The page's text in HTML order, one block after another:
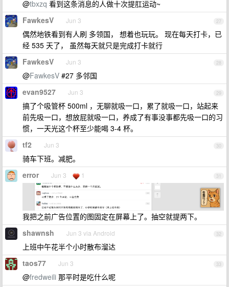
@tbxzq 看到这条消息的人做十次提肛运动~
27
FawkesV Jun 3
偶然地铁看到有人刷 多领国， 想着也玩玩。 现在每天打卡，已
经 535 天了， 虽然每天就只是完成打卡就行
28
FawkesV Jun 3
@FawkesV #27 多邻国
29
evan9527 Jun 3
搞了个吸管杯 500ml ，无聊就吸一口，累了就吸一口，站起来
前先吸一口，想放屁就吸一口，养成了有事没事都先吸一口的习
惯，一天光这个杯至少能喝 3-4 杯。
30
tf2 Jun 3
骑车下班。减肥。
31
error Jun 3 1
我把之前广告位置的图固定在屏幕上了。抽空就提两下。
32
shawnsh Jun 3 via Android
上班中午花半个小时散布溜达
33
taos77 Jun 3
@fredweili 那平时是吃什么呢